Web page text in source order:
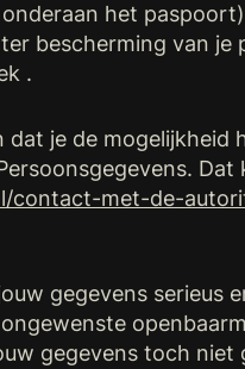
het
bescherming van je
.
dat je de
Dat
contact-met-de-
gegevens serieus
gegevens toch